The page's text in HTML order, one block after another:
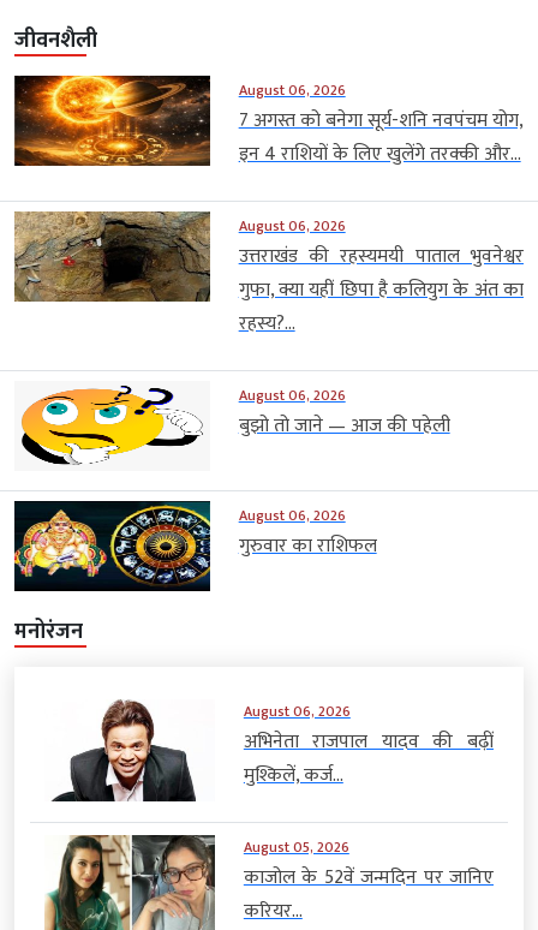
जीवनशैली
August 06, 2026
7 अगस्त को बनेगा सूर्य-शनि नवपंचम योग,
इन 4 राशियों के लिए खुलेंगे तरक्की और...
August 06, 2026
उत्तराखंड की रहस्यमयी पाताल भुवनेश्वर
गुफा, क्या यहीं छिपा है कलियुग के अंत का
रहस्य?...
August 06, 2026
बुझो तो जाने — आज की पहेली
August 06, 2026
गुरुवार का राशिफल
मनोरंजन
August 06, 2026
अभिनेता राजपाल यादव की बढ़ीं
मुश्किलें, कर्ज...
August 05, 2026
काजोल के 52वें जन्मदिन पर जानिए
करियर...